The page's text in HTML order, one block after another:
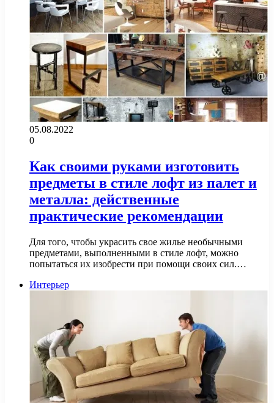
05.08.2022
0
Как своими руками изготовить
предметы в стиле лофт из палет и
металла: действенные
практические рекомендации
Для того, чтобы украсить свое жилье необычными
предметами, выполненными в стиле лофт, можно
попытаться их изобрести при помощи своих сил.…
Интерьер